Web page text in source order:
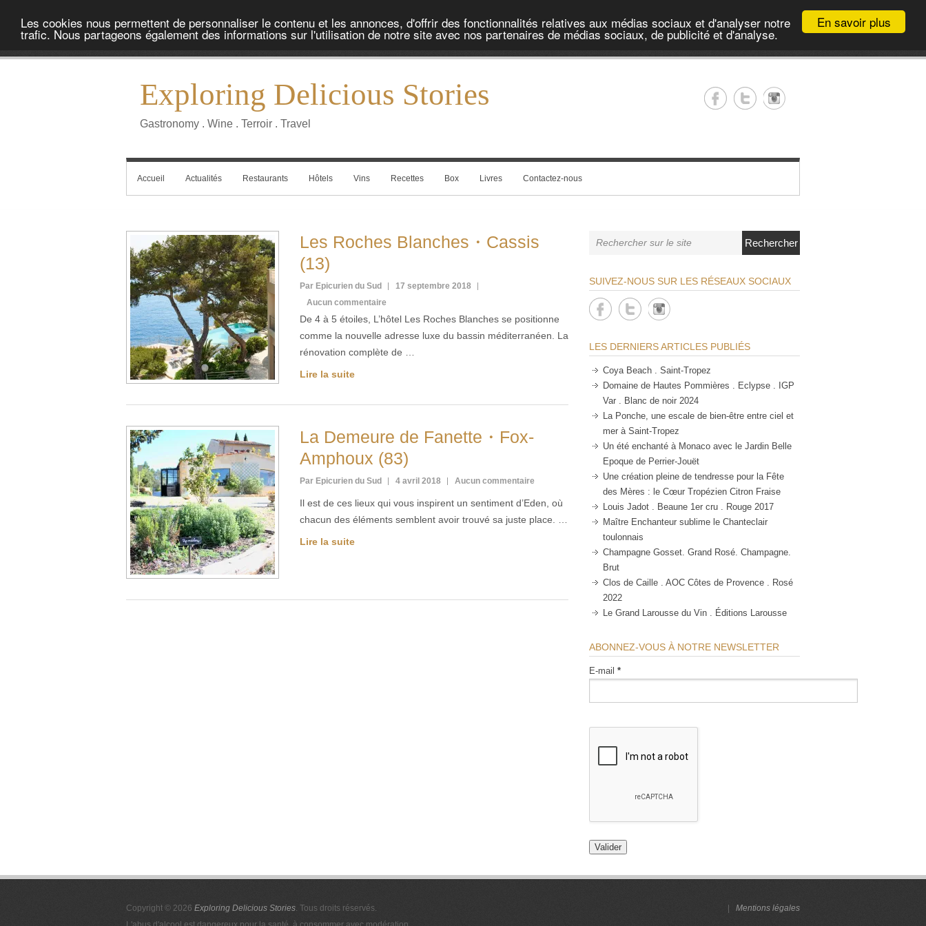
En savoir plus
Les cookies nous permettent de personnaliser le contenu et les annonces, d'offrir des fonctionnalités relatives aux médias sociaux et d'analyser notre
trafic. Nous partageons également des informations sur l'utilisation de notre site avec nos partenaires de médias sociaux, de publicité et d'analyse.
Exploring Delicious Stories
Gastronomy . Wine . Terroir . Travel
Accueil Actualités Restaurants Hôtels Vins Recettes Box Livres Contactez-nous
Les Roches Blanches・Cassis
(13)
Par Epicurien du Sud
17 septembre 2018
Aucun commentaire
De 4 à 5 étoiles, L’hôtel Les Roches Blanches se positionne
comme la nouvelle adresse luxe du bassin méditerranéen. La
rénovation complète de …
Lire la suite
La Demeure de Fanette・Fox-
Amphoux (83)
Par Epicurien du Sud 4 avril 2018 Aucun commentaire
Il est de ces lieux qui vous inspirent un sentiment d’Eden, où
chacun des éléments semblent avoir trouvé sa juste place. …
Lire la suite
Rechercher
SUIVEZ-NOUS SUR LES RÉSEAUX SOCIAUX
LES DERNIERS ARTICLES PUBLIÉS
Coya Beach . Saint-Tropez
Domaine de Hautes Pommières . Eclypse . IGP
Var . Blanc de noir 2024
La Ponche, une escale de bien-être entre ciel et
mer à Saint-Tropez
Un été enchanté à Monaco avec le Jardin Belle
Epoque de Perrier-Jouët
Une création pleine de tendresse pour la Fête
des Mères : le Cœur Tropézien Citron Fraise
Louis Jadot . Beaune 1er cru . Rouge 2017
Maître Enchanteur sublime le Chanteclair
toulonnais
Champagne Gosset. Grand Rosé. Champagne.
Brut
Clos de Caille . AOC Côtes de Provence . Rosé
2022
Le Grand Larousse du Vin . Éditions Larousse
ABONNEZ-VOUS À NOTRE NEWSLETTER
E-mail *
Copyright © 2026 Exploring Delicious Stories. Tous droits réservés.
Mentions légales